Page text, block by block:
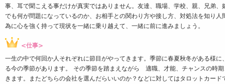
事、耳で聞こえる事だけが真実ではありません。友達、職場、学校、親、兄弟
でも何が問題になっているのか、お相手との関わり方や接し方、対処法を知り
為に心を強く持って現状を一緒に乗り越えて、一緒に前に進みましょう。
<仕事>
一生の中で何回か人それぞれに節目がやってきます。季節に春夏秋冬がある様
る今の季節があります。 その季節を踏まえながら 適職、才能、チャンスの時
きます。またどちらの会社を選んだらいいのか？などに対してはタロットカー